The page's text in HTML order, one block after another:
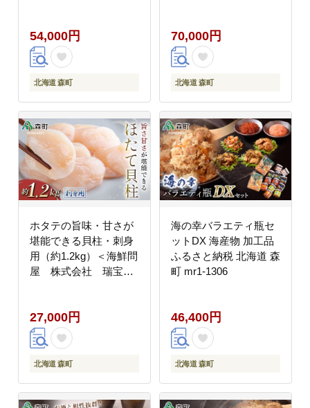
類 ふるさと納税 北海道
mr1-1246
54,000円
北海道 森町
mr1-1247
70,000円
北海道 森町
ホタテの旨味・甘さが
堪能できる貝柱・刺身
用（約1.2kg）＜海鮮問
屋 株式会社 瑞宝＞
類 ふるさと納税 北海道
mr1-1248
27,000円
北海道 森町
海の幸バラエティ瓶セ
ットDX 海産物 加工品
ふるさと納税 北海道 森
町 mr1-1306
46,400円
北海道 森町